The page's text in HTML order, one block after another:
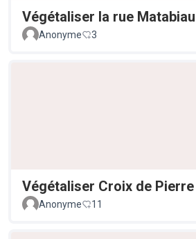
Végétaliser la rue Matabiau
Anonyme
3
Végétaliser Croix de Pierre
Anonyme
11